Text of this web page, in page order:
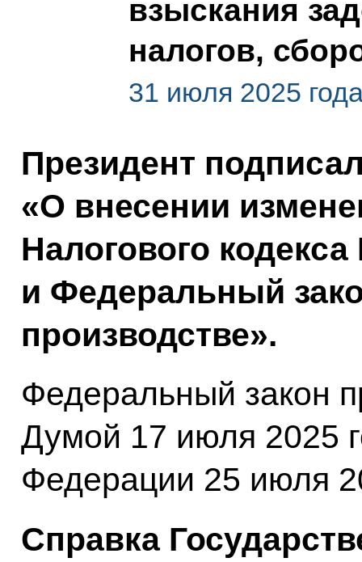
взыскания
налогов,
31 июля 2025
Президент
«О внесении
Налогового
и Федеральный
производстве».
Федеральный закон
Думой 17 июля 2025
Федерации 25 июля
Справка